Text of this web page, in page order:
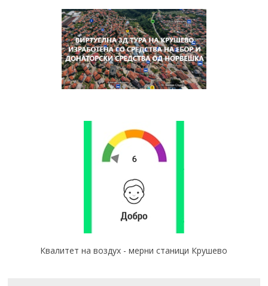
Квалитет на воздух - мерни станици Крушево